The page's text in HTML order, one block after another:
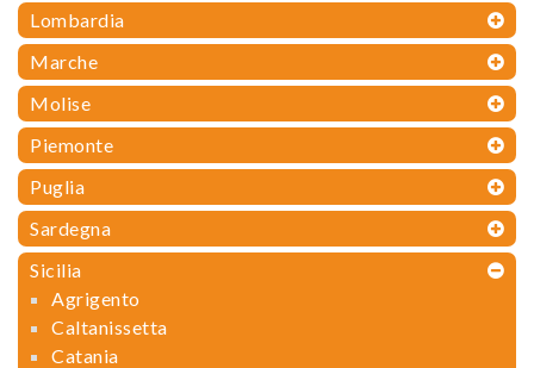
Lombardia
Marche
Molise
Piemonte
Puglia
Sardegna
Sicilia
Agrigento
Caltanissetta
Catania